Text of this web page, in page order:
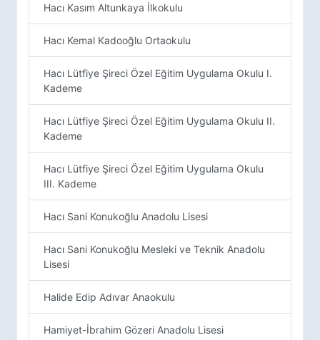
Hacı Kasım Altunkaya İlkokulu
Hacı Kemal Kadooğlu Ortaokulu
Hacı Lütfiye Şireci Özel Eğitim Uygulama Okulu I.
Kademe
Hacı Lütfiye Şireci Özel Eğitim Uygulama Okulu II.
Kademe
Hacı Lütfiye Şireci Özel Eğitim Uygulama Okulu
III. Kademe
Hacı Sani Konukoğlu Anadolu Lisesi
Hacı Sani Konukoğlu Mesleki ve Teknik Anadolu
Lisesi
Halide Edip Adıvar Anaokulu
Hamiyet-İbrahim Gözeri Anadolu Lisesi